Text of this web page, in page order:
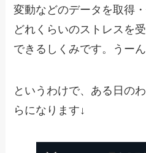
変動などのデータを取得
どれくらいのストレスを
できるしくみです。うーん
というわけで、ある日の
らになります↓